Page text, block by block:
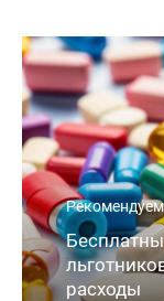
расходы